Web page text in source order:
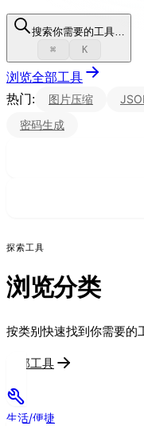
搜索你需要的工具…
⌘ K
浏览全部工具
热门:
图片压缩
密码生成
探索工具
浏览分类
按类别快速找到你需要的
全部工具
生活/便捷